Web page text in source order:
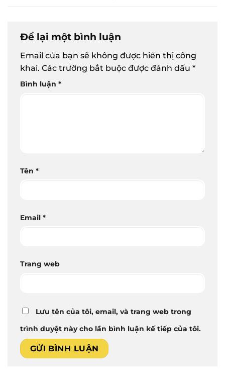
Để lại một bình luận
Email của bạn sẽ không được hiển thị công
khai. Các trường bắt buộc được đánh dấu *
Bình luận *
Tên *
Email *
Trang web
Lưu tên của tôi, email, và trang web trong
trình duyệt này cho lần bình luận kế tiếp của tôi.